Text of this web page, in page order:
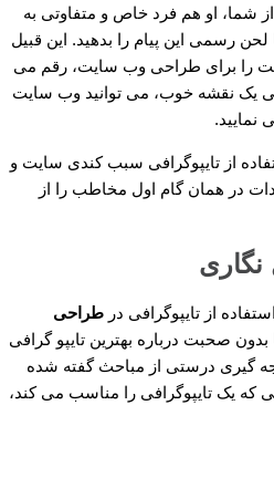
شما، او هم فرد خاص و متفاوتی به
رسمی این پیام را بدهید. این قبیل
را برای طراحی وب سایت، رقم می
یک نقشه خوب، می توانید وب سایت
نمایید.
از تایپوگرافی سبب کندی سایت و
در همان گام اول مخاطب را از
نگاری
از تایپوگرافی در طراحی
صحبت درباره بهترین تایپو گرافی
گیری درستی از مباحث گفته شده
که یک تایپوگرافی را مناسب می کند،